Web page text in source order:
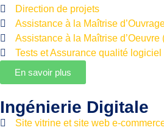
Direction de projets
Assistance à la Maîtrise
Assistance à la Maîtrise d’Oeuvre
Tests et Assurance qualité
En savoir plus
Ingénierie Digitale
Site vitrine et site web e-